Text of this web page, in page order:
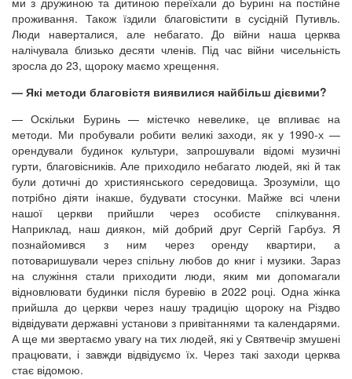
проживання. Також їздили благовістити в сусідній Путивль.
Люди наверталися, але небагато. До війни наша церква
налічувала близько десяти членів. Під час війни чисельність
зросла до 23, щороку маємо хрещення.
— Які методи благовістя виявилися найбільш дієвими?
— Оскільки Буринь — містечко невелике, це впливає на
методи. Ми пробували робити великі заходи, як у 1990-х —
орендували будинок культури, запрошували відомі музичні
гурти, благовісників. Але приходило небагато людей, які й так
були дотичні до християнського середовища. Зрозуміли, що
потрібно діяти інакше, будувати стосунки. Майже всі члени
нашої церкви прийшли через особисте спілкування.
Наприклад, наш диякон, мій добрий друг Сергій Гарбуз. Я
познайомився з ним через оренду квартири, а
потоваришували через спільну любов до книг і музики. Зараз
на служіння стали приходити люди, яким ми допомагали
відновлювати будинки після буревію в 2022 році. Одна жінка
прийшла до церкви через нашу традицію щороку на Різдво
відвідувати державні установи з привітаннями та календарями.
А ще ми звертаємо увагу на тих людей, які у Святвечір змушені
працювати, і завжди відвідуємо їх. Через такі заходи церква
стає відомою.